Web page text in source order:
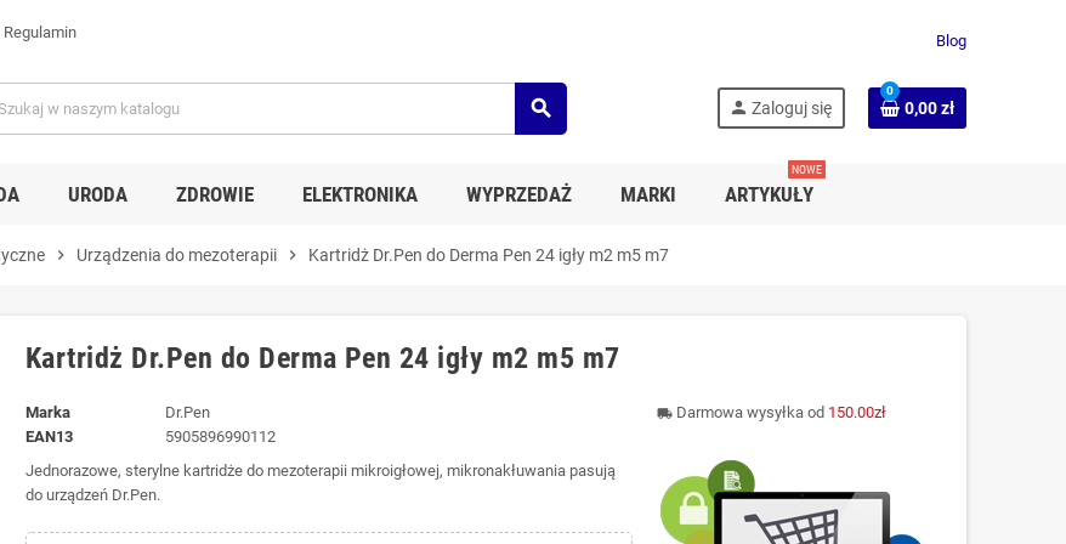
Regulamin Blog
search person Zaloguj się
0
0,00 zł
URODA ZDROWIE ELEKTRONIKA WYPRZEDAŻ MARKI ARTYKUŁY
NOWE
chevron_right Urządzenia do mezoterapii chevron_right Kartridż Dr.Pen do Derma Pen 24 igły m2 m5 m7
Kartridż Dr.Pen do Derma Pen 24 igły m2 m5 m7
Marka
Dr.Pen
EAN13
5905896990112
Jednorazowe, sterylne kartridże do mezoterapii mikroigłowej, mikronakłuwania pasują
do urządzeń Dr.Pen.
local_shippingDarmowa wysyłka od 150.00zł